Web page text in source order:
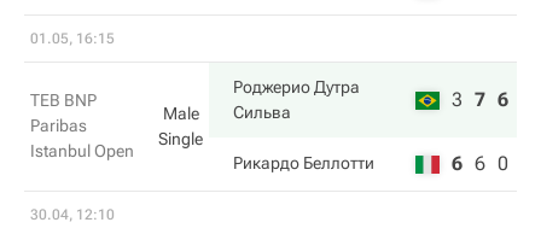
01.05, 16:15
TEB BNP
Paribas
Istanbul Open
Male
Single
Роджерио Дутра
Сильва
3 7 6
Рикардо Беллотти 6 6 0
30.04, 12:10